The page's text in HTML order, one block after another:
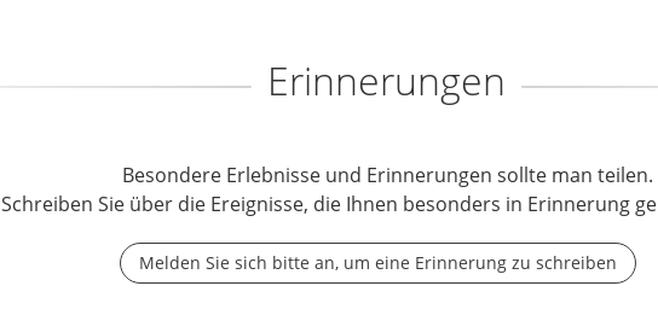
Erinnerungen
Besondere Erlebnisse und Erinnerungen sollte man teilen.
Schreiben Sie über die Ereignisse, die Ihnen besonders in Erinnerung
Melden Sie sich bitte an, um eine Erinnerung zu schreiben